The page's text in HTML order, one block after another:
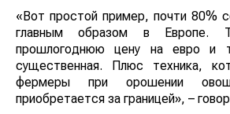
«Вот простой пример, почти 80%
главным образом в Европе.
прошлогоднюю цену на евро и
существенная. Плюс техника,
фермеры при орошении
приобретается за границей», –